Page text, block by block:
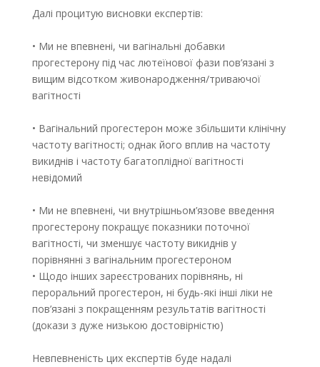
Далі процитую висновки експертів:
• Ми не впевнені, чи вагінальні добавки
прогестерону під час лютеїнової фази пов’язані з
вищим відсотком живонародження/триваючої
вагітності
• Вагінальний прогестерон може збільшити клінічну
частоту вагітності; однак його вплив на частоту
викиднів і частоту багатоплідної вагітності
невідомий
• Ми не впевнені, чи внутрішньом’язове введення
прогестерону покращує показники поточної
вагітності, чи зменшує частоту викиднів у
порівнянні з вагінальним прогестероном
• Щодо інших зареєстрованих порівнянь, ні
пероральний прогестерон, ні будь-які інші ліки не
пов’язані з покращенням результатів вагітності
(докази з дуже низькою достовірністю)
Невпевненість цих експертів буде надалі